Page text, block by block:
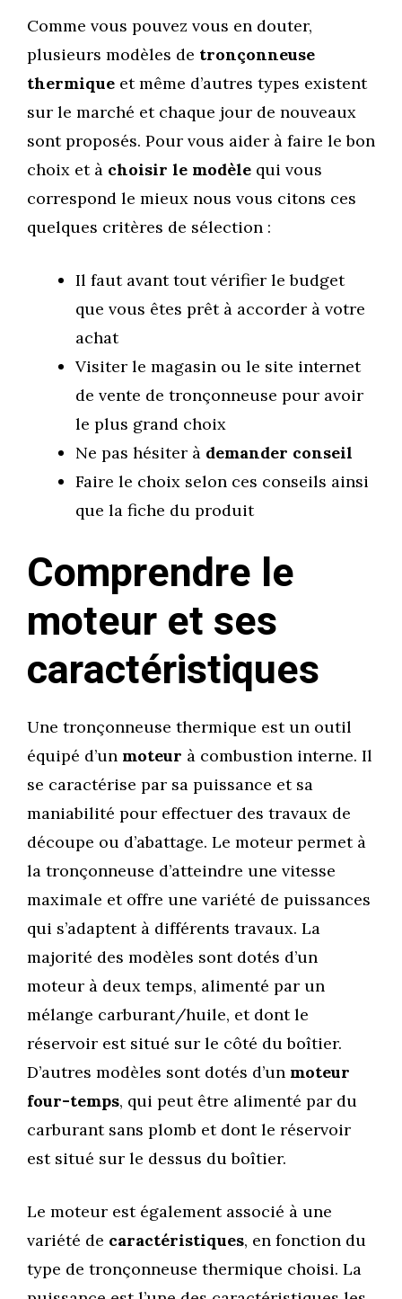
Comme vous pouvez vous en douter,
plusieurs modèles de tronçonneuse
thermique et même d’autres types existent
sur le marché et chaque jour de nouveaux
sont proposés. Pour vous aider à faire le bon
choix et à choisir le modèle qui vous
correspond le mieux nous vous citons ces
quelques critères de sélection :
Il faut avant tout vérifier le budget
que vous êtes prêt à accorder à votre
achat
Visiter le magasin ou le site internet
de vente de tronçonneuse pour avoir
le plus grand choix
Ne pas hésiter à demander conseil
Faire le choix selon ces conseils ainsi
que la fiche du produit
Comprendre le
moteur et ses
caractéristiques
Une tronçonneuse thermique est un outil
équipé d’un moteur à combustion interne. Il
se caractérise par sa puissance et sa
maniabilité pour effectuer des travaux de
découpe ou d’abattage. Le moteur permet à
la tronçonneuse d’atteindre une vitesse
maximale et offre une variété de puissances
qui s’adaptent à différents travaux. La
majorité des modèles sont dotés d’un
moteur à deux temps, alimenté par un
mélange carburant/huile, et dont le
réservoir est situé sur le côté du boîtier.
D’autres modèles sont dotés d’un moteur
four-temps, qui peut être alimenté par du
carburant sans plomb et dont le réservoir
est situé sur le dessus du boîtier.
Le moteur est également associé à une
variété de caractéristiques, en fonction du
type de tronçonneuse thermique choisi. La